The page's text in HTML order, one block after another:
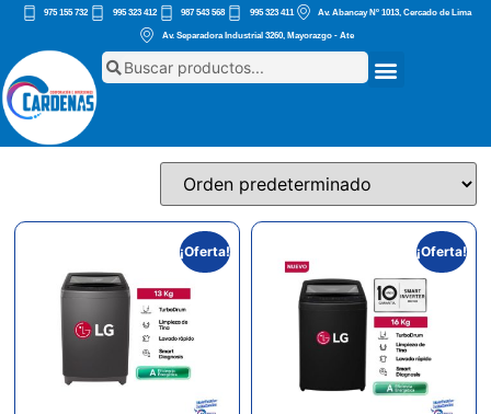
975 155 732 995 323 412 987 543 568 995 323 411 Av. Abancay Nº 1013, Cercado de Lima
Av. Separadora Industrial 3260, Mayorazgo - Ate
¡Oferta! ¡Oferta!